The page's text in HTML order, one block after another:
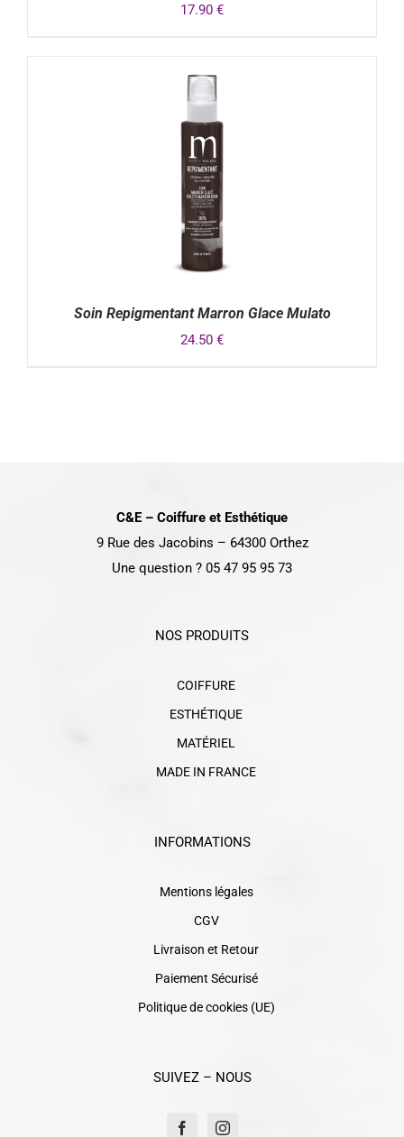
17.90 €
Soin Repigmentant Marron Glace Mulato
24.50 €
C&E – Coiffure et Esthétique
9 Rue des Jacobins – 64300 Orthez
Une question ? 05 47 95 95 73
NOS PRODUITS
COIFFURE
ESTHÉTIQUE
MATÉRIEL
MADE IN FRANCE
INFORMATIONS
Mentions légales
CGV
Livraison et Retour
Paiement Sécurisé
Politique de cookies (UE)
SUIVEZ – NOUS